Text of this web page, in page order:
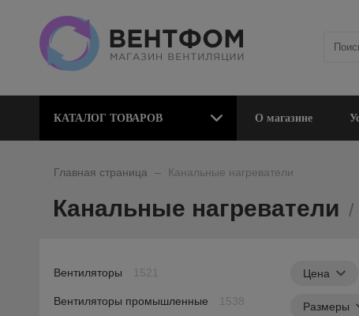
КАТАЛОГ ТОВАРОВ О магазине
Главная страница Канальные нагреватели
Канальные нагреватели /
Цена
Размеры
Вентиляторы 1521
Вентиляторы промышленные 1538